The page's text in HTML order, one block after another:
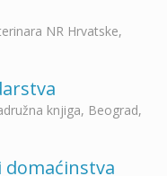
NR Hrvatske,
knjiga, Beograd,